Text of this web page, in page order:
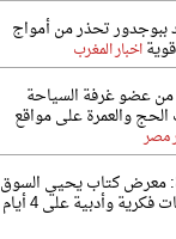
ببوجدور تحذر من أمواج
اخبار المغرب
عضو غرفة السياحة
الحج والعمرة على مواقع
مصر
معرض كتاب يحيي السوق
وأدبية على 4 أيام